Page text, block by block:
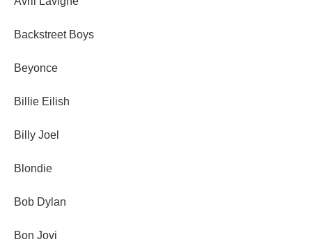
Backstreet Boys
Beyonce
Billie Eilish
Billy Joel
Blondie
Bob Dylan
Bon Jovi